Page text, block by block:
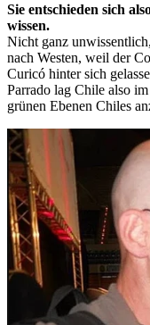
Sie entschieden sich
wissen.
Nicht ganz
nach Westen, weil der
Curicó hinter sich
Parrado lag Chile also
grünen Ebenen Chiles